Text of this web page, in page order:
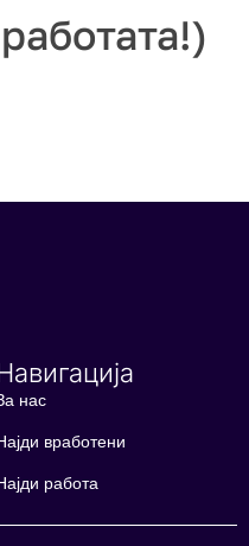
работата!)
нас
вработени
работа